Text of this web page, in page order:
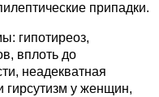
припадки.
гипотиреоз,
вплоть до
неадекватная
гирсутизм у женщин,